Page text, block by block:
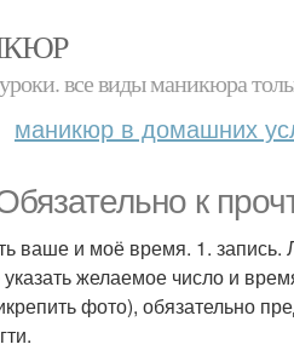
все виды маникюра
маникюр в домашних
к
ваше и моё время. 1.
желаемое число и
фото), обязательно